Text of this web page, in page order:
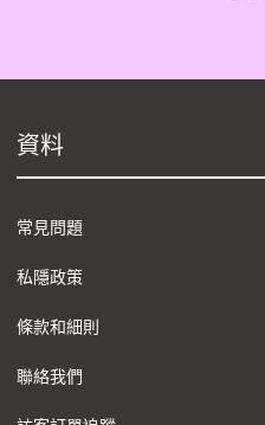
資料
常見問題
私隱政策
條款和細則
聯絡我們